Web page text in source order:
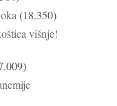
(18.350)
višnje!